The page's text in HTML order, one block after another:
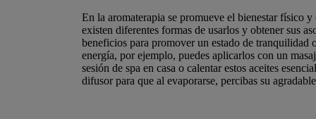
En la aromaterapia se promueve el bienestar físico
existen diferentes formas de usarlos y obtener sus
beneficios para promover un estado de tranquilidad
energía, por ejemplo, puedes aplicarlos con un
sesión de spa en casa o calentar estos aceites
difusor para que al evaporarse, percibas su